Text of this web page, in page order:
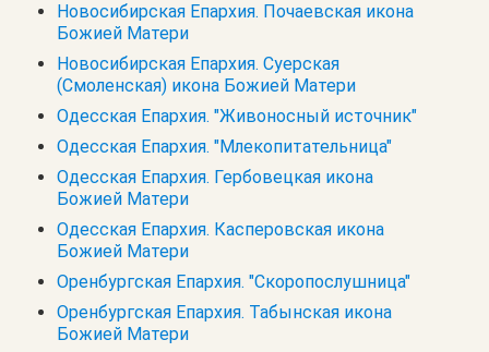
Новосибирская Епархия. Почаевская икона
Божией Матери
Новосибирская Епархия. Суерская
(Смоленская) икона Божией Матери
Одесская Епархия. "Живоносный источник"
Одесская Епархия. "Млекопитательница"
Одесская Епархия. Гербовецкая икона
Божией Матери
Одесская Епархия. Касперовская икона
Божией Матери
Оренбургская Епархия. "Скоропослушница"
Оренбургская Епархия. Табынская икона
Божией Матери